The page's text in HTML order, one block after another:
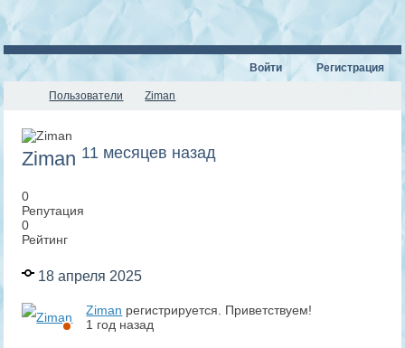
Войти Регистрация
Пользователи Ziman
Ziman 11 месяцев назад
0
Репутация
0
Рейтинг
18 апреля 2025
Ziman регистрируется. Приветствуем!
1 год назад